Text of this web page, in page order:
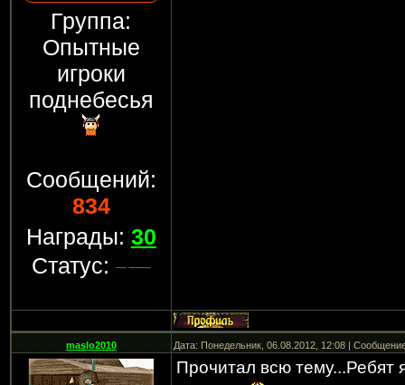
Группа:
Опытные
игроки
поднебесья
Сообщений:
834
Награды: 30
Статус:
maslo2010 Дата: Понедельник, 06.08.2012, 12:08 |
Прочитал всю тему...Ребят